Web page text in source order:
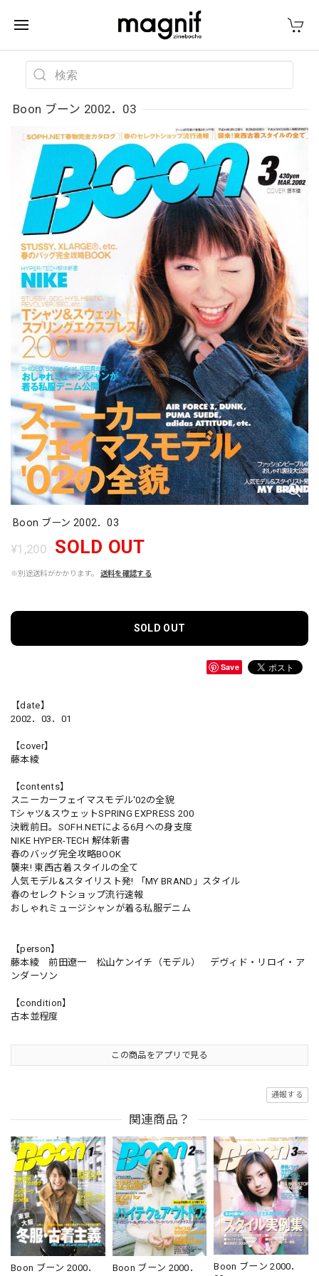
Boon ブーン 2002．03
Boon ブーン 2002．03
¥1,200 SOLD OUT
※別途送料がかかります。 送料を確認する
SOLD OUT
Save
【date】
2002．03．01
【cover】
藤本綾
【contents】
スニーカーフェイマスモデル'02の全貌
Tシャツ&スウェットSPRING EXPRESS 200
決戦前日。SOFH.NETによる6月への身支度
NIKE HYPER-TECH 解体新書
春のバッグ完全攻略BOOK
襲来! 東西古着スタイルの全て
人気モデル&スタイリスト発! 「MY BRAND」スタイル
春のセレクトショップ流行速報
おしゃれミュージシャンが着る私服デニム
【person】
藤本綾 前田遼一 松山ケンイチ（モデル） デヴィド・リロイ・ア
ンダーソン
【condition】
古本並程度
この商品をアプリで見る
通報する
関連商品？
Boon ブーン 2000．
Boon ブーン 2000．
Boon ブーン 2000．